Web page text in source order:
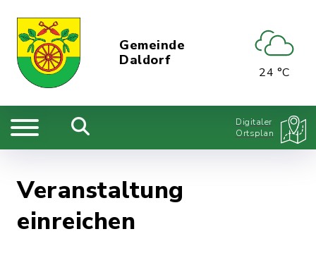
Gemeinde
Daldorf
24 °C
Digitaler
Ortsplan
Veranstaltung
einreichen